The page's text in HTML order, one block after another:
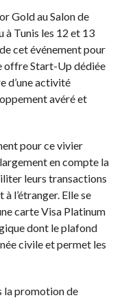
Gold au Salon de
à Tunis les 12 et 13
cet événement pour
offre Start-Up dédiée
d’une activité
avéré et
pour ce vivier
en compte la
leurs transactions
l’étranger. Elle se
carte Visa Platinum
dont le plafond
civile et permet les
la promotion de